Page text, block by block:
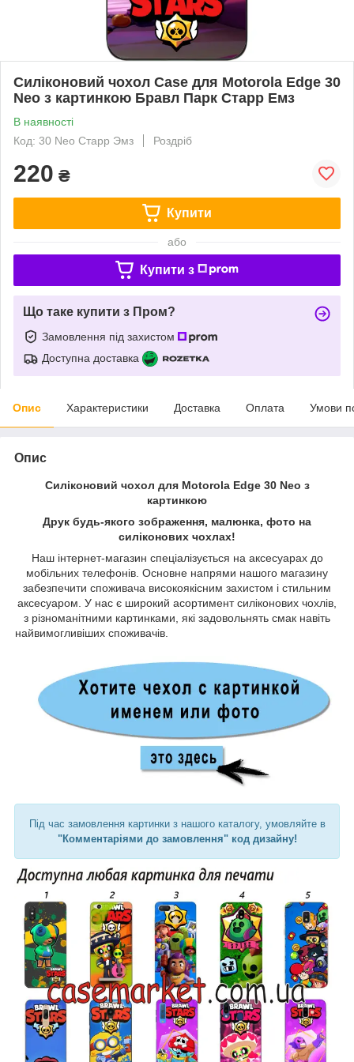
Силіконовий чохол Case для Motorola Edge 30
Neo з картинкою Бравл Парк Старр Емз
В наявності
Код: 30 Neo Старр Эмз
Роздріб
220 ₴
Купити
або
Купити з
Що таке купити з Пром?
Замовлення під захистом
Доступна доставка
Опис Характеристики Доставка Оплата Умови
Опис
Силіконовий чохол для Motorola Edge 30 Neo з
картинкою
Друк будь-якого зображення, малюнка, фото на
силіконових чохлах!
Наш інтернет-магазин спеціалізується на аксесуарах до
мобільних телефонів. Основне напрями нашого магазину
забезпечити споживача високоякісним захистом і стильним
аксесуаром. У нас є широкий асортимент силіконових чохлів,
з різноманітними картинками, які задовольнять смак навіть
найвимогливіших споживачів.
Під час замовлення картинки з нашого каталогу, умовляйте в
"Комментаріями до замовлення" код дизайну!